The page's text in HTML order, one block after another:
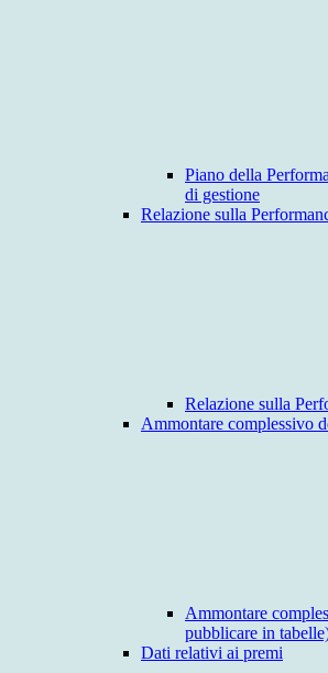
Piano della
di gestione
Relazione sulla
Relazione sulla
Ammontare complessivo
Ammontare
pubblicare in
Dati relativi ai premi